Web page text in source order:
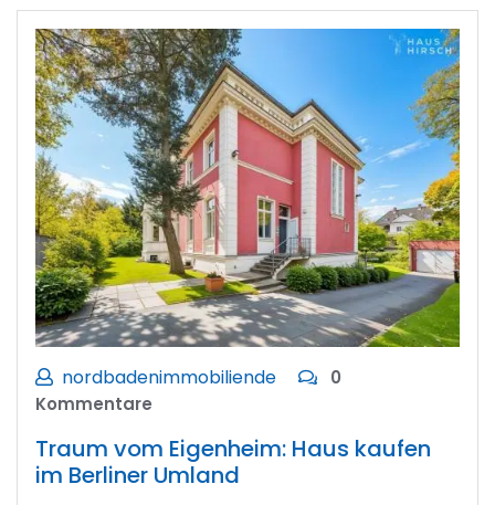
nordbadenimmobiliende
0
Kommentare
Traum vom Eigenheim: Haus kaufen
im Berliner Umland